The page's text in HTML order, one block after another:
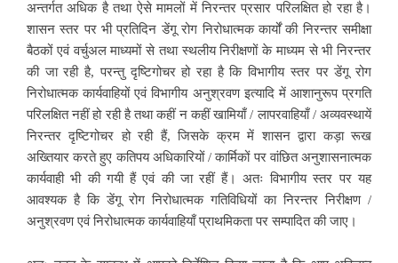
अन्तर्गत अधिक है तथा ऐसे मामलों में निरन्तर प्रसार परिलक्षित हो रहा है।
शासन स्तर पर भी प्रतिदिन डेंगू रोग निरोधात्मक कार्यों की निरन्तर समीक्षा
बैठकों एवं वर्चुअल माध्यमों से तथा स्थलीय निरीक्षणों के माध्यम से भी निरन्तर
की जा रही है, परन्तु दृष्टिगोचर हो रहा है कि विभागीय स्तर पर डेंगू रोग
निरोधात्मक कार्यवाहियों एवं विभागीय अनुश्रवण इत्यादि में आशानुरूप प्रगति
परिलक्षित नहीं हो रही है तथा कहीं न कहीं खामियाँ / लापरवाहियाँ / अव्यवस्थायें
निरन्तर दृष्टिगोचर हो रही हैं, जिसके क्रम में शासन द्वारा कड़ा रूख
अख्तियार करते हुए कतिपय अधिकारियों / कार्मिकों पर वांछित अनुशासनात्मक
कार्यवाही भी की गयी हैं एवं की जा रहीं हैं। अतः विभागीय स्तर पर यह
आवश्यक है कि डेंगू रोग निरोधात्मक गतिविधियों का निरन्तर निरीक्षण /
अनुश्रवण एवं निरोधात्मक कार्यवाहियाँ प्राथमिकता पर सम्पादित की जाए।